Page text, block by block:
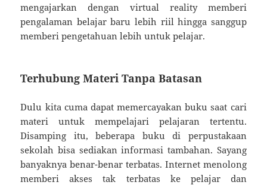
mengajarkan dengan virtual reality memberi
pengalaman belajar baru lebih riil hingga sanggup
memberi pengetahuan lebih untuk pelajar.
Terhubung Materi Tanpa Batasan
Dulu kita cuma dapat memercayakan buku saat cari
materi untuk mempelajari pelajaran tertentu.
Disamping itu, beberapa buku di perpustakaan
sekolah bisa sediakan informasi tambahan. Sayang
banyaknya benar-benar terbatas. Internet menolong
memberi akses tak terbatas ke pelajar dan